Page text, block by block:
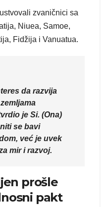
zvaničnici sa
Niuea, Samoe,
Fidžija i Vanuatua.
da razvija
je Si. (Ona)
niti se bavi
već je uvek
mir i razvoj.
prošle
pakt